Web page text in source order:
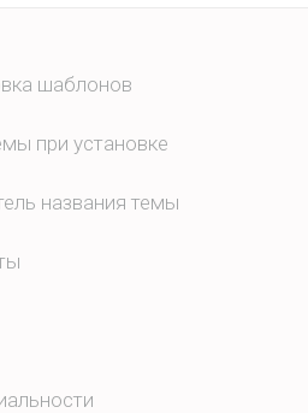
шаблонов
при установке
названия темы